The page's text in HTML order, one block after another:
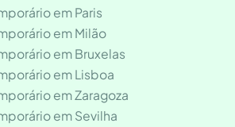
em Paris
em Milão
em Bruxelas
em Lisboa
em Zaragoza
em Sevilha